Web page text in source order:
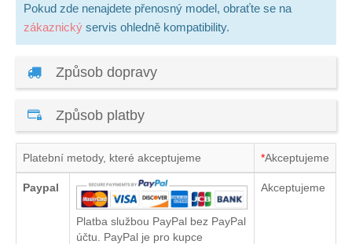
Pokud zde nenajdete přenosný model, obraťte se na
zákaznický servis ohledně kompatibility.
Způsob dopravy
Způsob platby
Platební metody, které akceptujeme *Akceptujeme
Paypal
Platba službou PayPal bez PayPal
účtu. PayPal je pro kupce
Akceptujeme